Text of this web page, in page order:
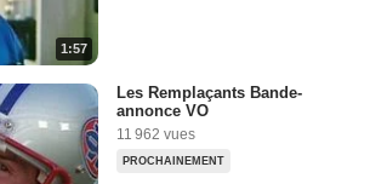
1:57
Les Remplaçants Bande-
annonce VO
11 962 vues
PROCHAINEMENT